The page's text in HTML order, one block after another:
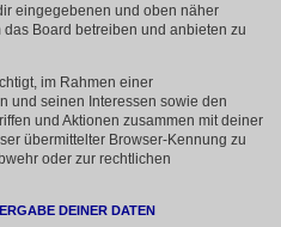
eingegebenen und oben näher
Board betreiben und anbieten zu
im Rahmen einer
und seinen Interessen sowie den
und Aktionen zusammen mit deiner
übermittelter Browser-Kennung zu
oder zur rechtlichen
DEINER DATEN